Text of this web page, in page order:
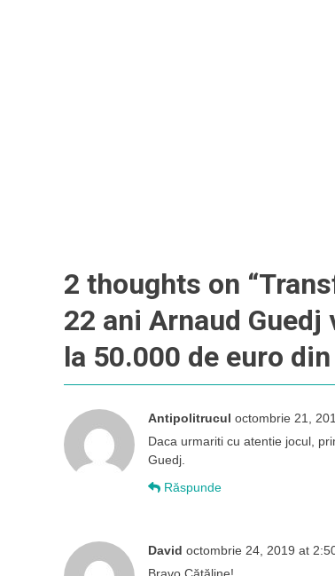
2 thoughts on “
22 ani Arnaud
la 50.000 de euro
Antipolitrucul octombrie 21,
Daca urmariti cu atentie jocul,
Guedj.
Răspunde
David octombrie 24, 2019 at